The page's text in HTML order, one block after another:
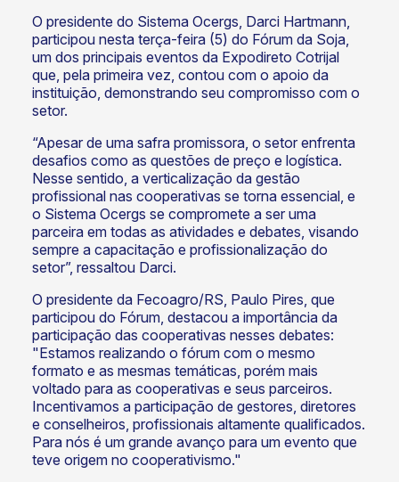
O presidente do Sistema Ocergs, Darci Hartmann,
participou nesta terça-feira (5) do Fórum da Soja,
um dos principais eventos da Expodireto Cotrijal
que, pela primeira vez, contou com o apoio da
instituição, demonstrando seu compromisso com o
setor.
“Apesar de uma safra promissora, o setor enfrenta
desafios como as questões de preço e logística.
Nesse sentido, a verticalização da gestão
profissional nas cooperativas se torna essencial, e
o Sistema Ocergs se compromete a ser uma
parceira em todas as atividades e debates, visando
sempre a capacitação e profissionalização do
setor”, ressaltou Darci.
O presidente da Fecoagro/RS, Paulo Pires, que
participou do Fórum, destacou a importância da
participação das cooperativas nesses debates:
"Estamos realizando o fórum com o mesmo
formato e as mesmas temáticas, porém mais
voltado para as cooperativas e seus parceiros.
Incentivamos a participação de gestores, diretores
e conselheiros, profissionais altamente qualificados.
Para nós é um grande avanço para um evento que
teve origem no cooperativismo."